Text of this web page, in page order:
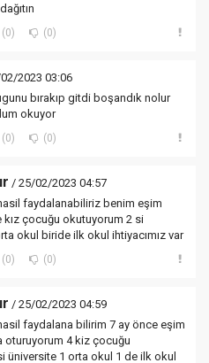
(0) (0)
2023 03:06
bırakıp gitdi boşandık nolur
okuyor
(0) (0)
/ 25/02/2023 04:57
faydalanabiliriz benim eşim
kız çocuğu okutuyorum 2 si
okul biride ilk okul ihtiyacımız var
(0) (0)
/ 25/02/2023 04:59
faydalana bilirim 7 ay önce eşim
oturuyorum 4 kiz çocuğu
üniversite 1 orta okul 1 de ilk okul